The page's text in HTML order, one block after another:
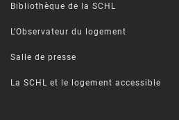
Bibliothèque de la SCHL
L’Observateur du logement
Salle de presse
La SCHL et le logement accessible